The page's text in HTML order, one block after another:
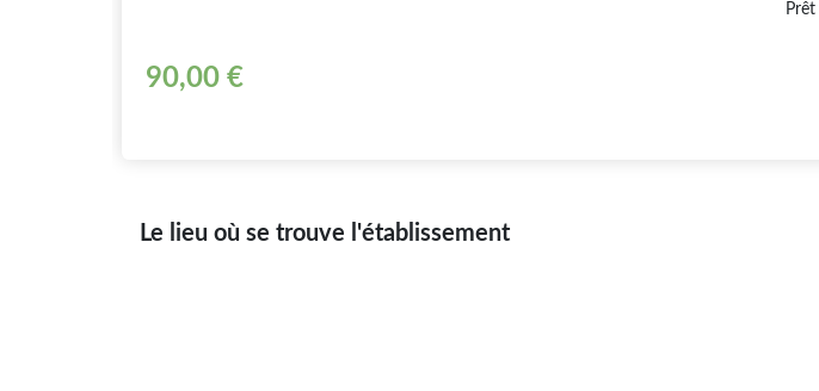
90,00 €
Le lieu où se trouve l'établissement